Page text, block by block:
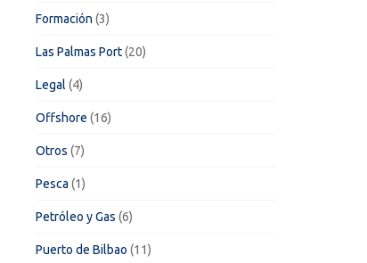
Formación (3)
Las Palmas Port(20)
Legal (4)
Offshore (16)
Otros (7)
Pesca (1)
Petróleo y Gas (6)
Puerto de Bilbao (11)